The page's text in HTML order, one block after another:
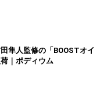
隼人監修の「BOOSTオイ
｜ポディウム